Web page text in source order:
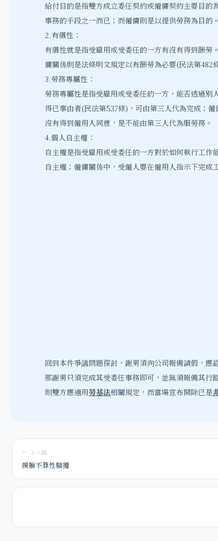
給付目的是指雙方成立委任契約或僱傭契約主要目
事務的手段之一而已；而僱傭則是以提供勞務為目的
2.有償性：
有償性就是指受雇用或受委任的一方有沒有得到酬
傭關係則是法條明文規定以有酬勞為必要(民法第482
3.勞務專屬性：
勞務專屬性是指受雇用或受委任的一方，能否透過
得已事由者(民法第537條)，可由第三人代為完成；
沒有得到僱用人同意，是不能由第三人代為服勞務。
4.個人自主權：
自主權是指受雇用或受委任的一方對於如何執行工
自主權；僱傭關係中，受僱人要在僱用人指示下完成
回到本件爭議問題探討，謝男須向公司報備請假，
那謝男只須完成其受委任事務即可，並無須報備其
則雙方應適用勞基法相關規定，而當場宣布開除已是
← 上一篇
摸臉不算性騷擾